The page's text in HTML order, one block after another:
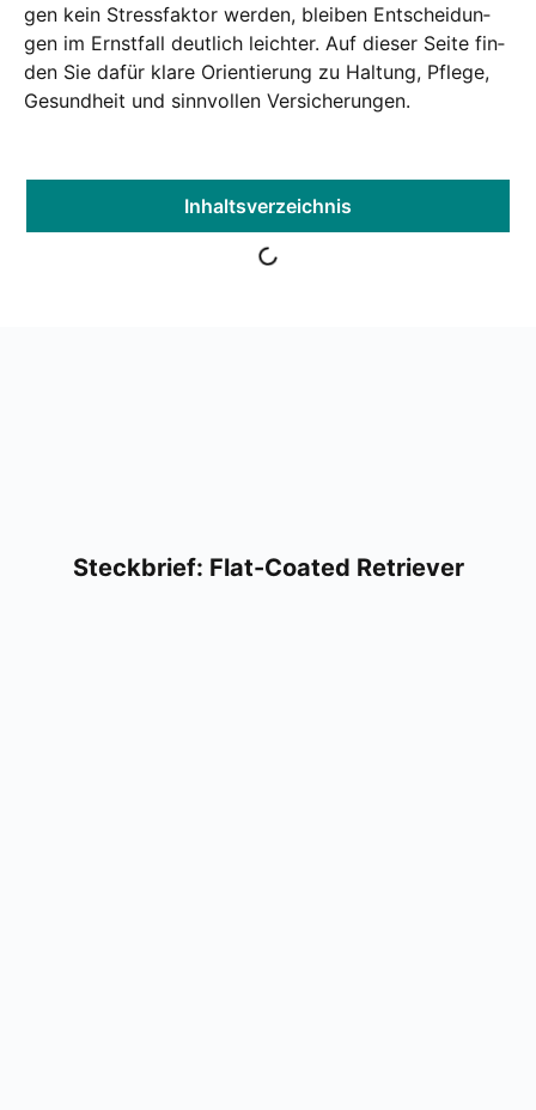
gen kein Stress­fak­tor wer­den, blei­ben Ent­schei­dun­
gen im Ernst­fall deut­lich leich­ter. Auf die­ser Sei­te fin­
den Sie dafür kla­re Ori­en­tie­rung zu Hal­tung, Pfle­ge,
Gesund­heit und sinn­vol­len Ver­si­che­run­gen.
Inhalts­ver­zeich­nis
Steck­brief: Flat-Coa­ted Retrie­ver